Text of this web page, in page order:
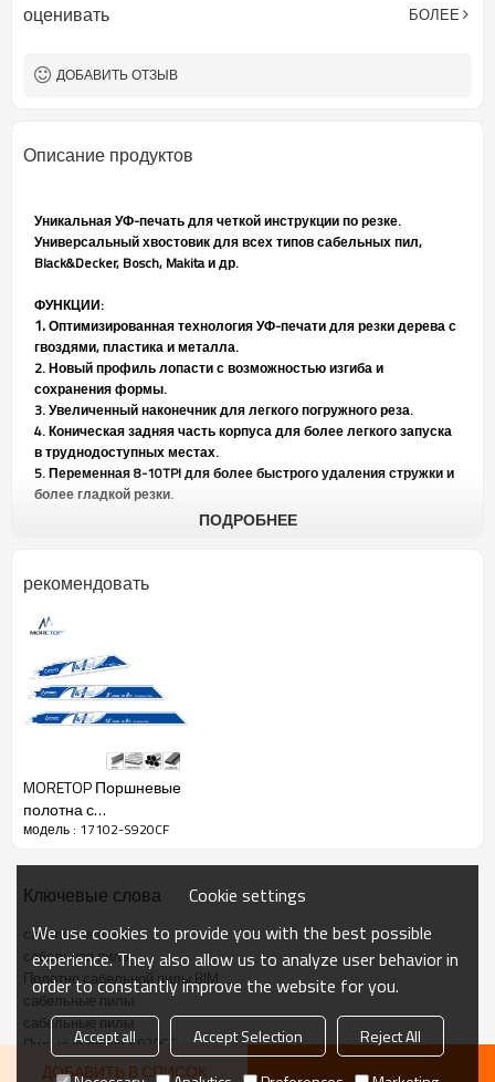
оценивать БОЛЕЕ
ДОБАВИТЬ ОТЗЫВ
Описание продуктов
Уникальная УФ-печать для четкой инструкции по резке.
Универсальный хвостовик для всех типов сабельных пил,
Black&Decker, Bosch, Makita и др.
ФУНКЦИИ:
1.Оптимизированная технология УФ-печати для резки дерева с
гвоздями, пластика и металла.
2. Новый профиль лопасти с возможностью изгиба и
сохранения формы.
3. Увеличенный наконечник для легкого погружного реза.
4. Коническая задняя часть корпуса для более легкого запуска
в труднодоступных местах.
5. Переменная 8-10TPI для более быстрого удаления стружки и
более гладкой резки.
ПОДРОБНЕЕ
рекомендовать
MORETOP Поршневые
полотна с
твердосплавными
пород дерева и
модель : 17102-S920CF
Ключевые слова
сабельная пила
сабельная пила
Полотно сабельной пилы BIM
сабельные пилы
сабельные пилы
Пильные диски S920CF
ДОБАВИТЬ В СПИСОК
Cookie settings
We use cookies to provide you with the best possible
experience. They also allow us to analyze user behavior in
order to constantly improve the website for you.
Accept all Accept Selection
Reject All